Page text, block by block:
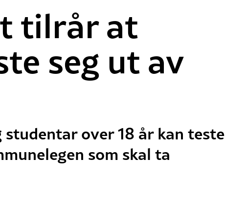
tilrår at
seg ut av
over 18 år kan teste
som skal ta